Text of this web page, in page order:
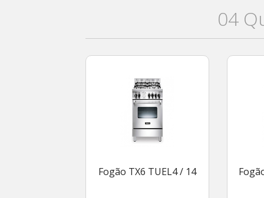
04
Fogão TX6 TUEL4 / 14